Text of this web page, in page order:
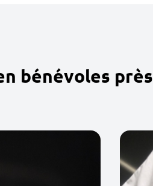
bénévoles